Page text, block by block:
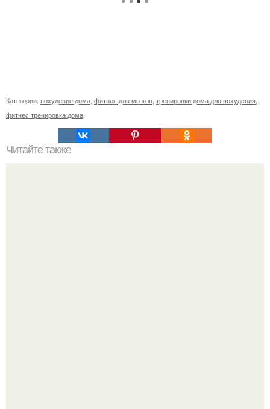
Категории: похудение дома, фитнес для мозгов, тренировки дома для похудения,
фитнес тренировка дома
Читайте также